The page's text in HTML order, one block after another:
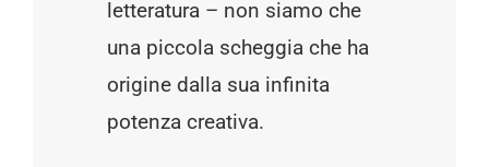
letteratura – non siamo che
una piccola scheggia che ha
origine dalla sua infinita
potenza creativa.